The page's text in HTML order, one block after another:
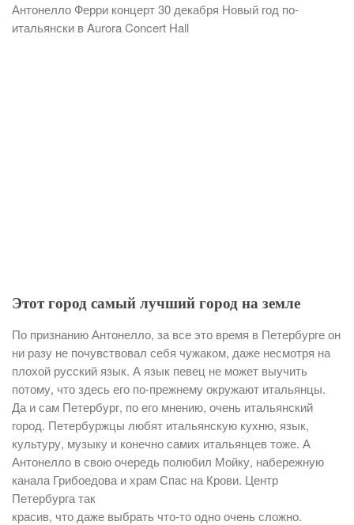
Антонелло Ферри концерт 30 декабря Новый год по-
итальянски в Aurora Concert Hall
Этот город самый лучший город на земле
По признанию Антонелло, за все это время в Петербурге он
ни разу не почувствовал себя чужаком, даже несмотря на
плохой русский язык. А язык певец не может выучить
потому, что здесь его по-прежнему окружают итальянцы.
Да и сам Петербург, по его мнению, очень итальянский
город. Петербуржцы любят итальянскую кухню, язык,
культуру, музыку и конечно самих итальянцев тоже. А
Антонелло в свою очередь полюбил Мойку, набережную
канала Грибоедова и храм Спас на Крови. Центр
Петербурга так
красив, что даже выбрать что-то одно очень сложно.